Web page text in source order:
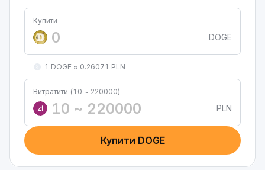
Купити
DOGE
1 DOGE ≈ 0.26071 PLN
Витратити (10 ~ 220000)
zł
PLN
Купити DOGE